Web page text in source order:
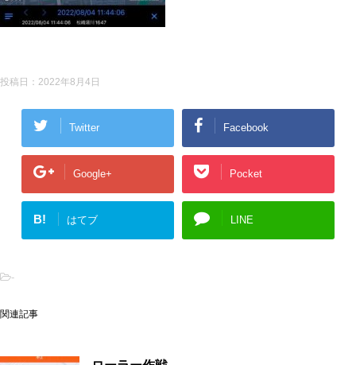
投稿日： 2022年8月4日
Twitter Facebook
Google+ Pocket
B! はてブ LINE
-
関連記事